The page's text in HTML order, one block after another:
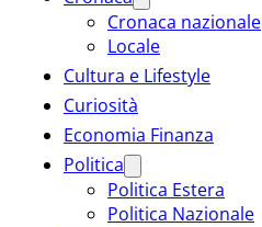
Cronaca nazionale
Locale
Cultura e Lifestyle
Curiosità
Economia Finanza
Politica
Politica Estera
Politica Nazionale